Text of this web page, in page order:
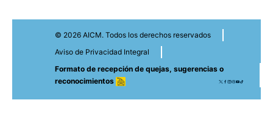
© 2026 AICM. Todos los derechos reservados
Aviso de Privacidad Integral
Formato de recepción de quejas, sugerencias o
reconocimientos